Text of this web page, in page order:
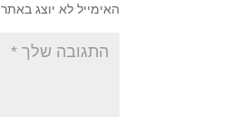
האימייל לא יוצג באתר.